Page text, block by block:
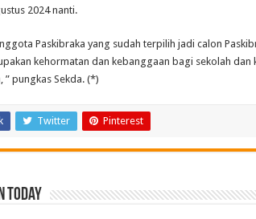
2024 nanti.
Paskibraka yang sudah terpilih jadi calon
kehormatan dan kebanggaan bagi sekolah dan
pungkas Sekda. (*)
Twitter Pinterest
Today